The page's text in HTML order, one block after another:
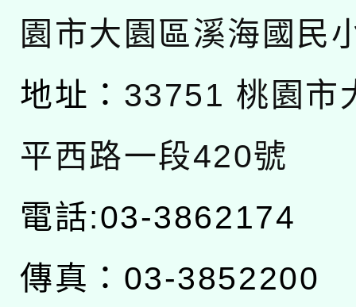
園市大園區溪海國民
地址： 33751 桃園市
平西路一段420號
電話:03-3862174
傳真：03-3852200